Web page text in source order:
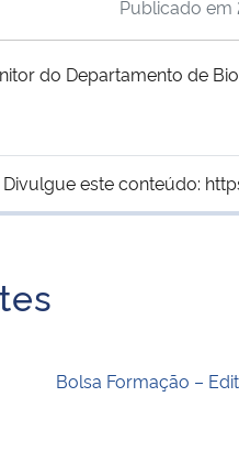
Publicado em
do Departamento de
Divulgue este conteúdo:
Bolsa Formação –